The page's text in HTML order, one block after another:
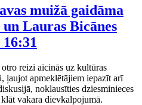
muižā gaidāma
Lauras Bicānes
16:31
reizi aicinās uz kultūras
ļaujot apmeklētājiem iepazīt arī
noklausīties dziesminieces
vakara dievkalpojumā.